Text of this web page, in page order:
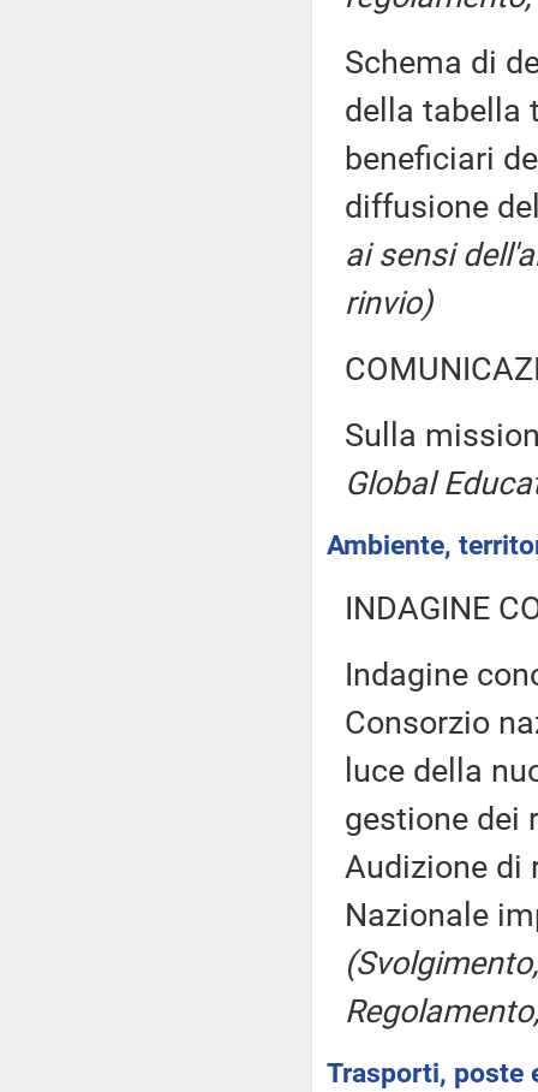
Schema di
della tabella
beneficiari
diffusione
ai sensi
rinvio)
Sulla
Global
Ambiente,
INDAGINE
Indagine
Consorzio
luce della
gestione dei
Audizione di
Nazionale
Trasporti, poste